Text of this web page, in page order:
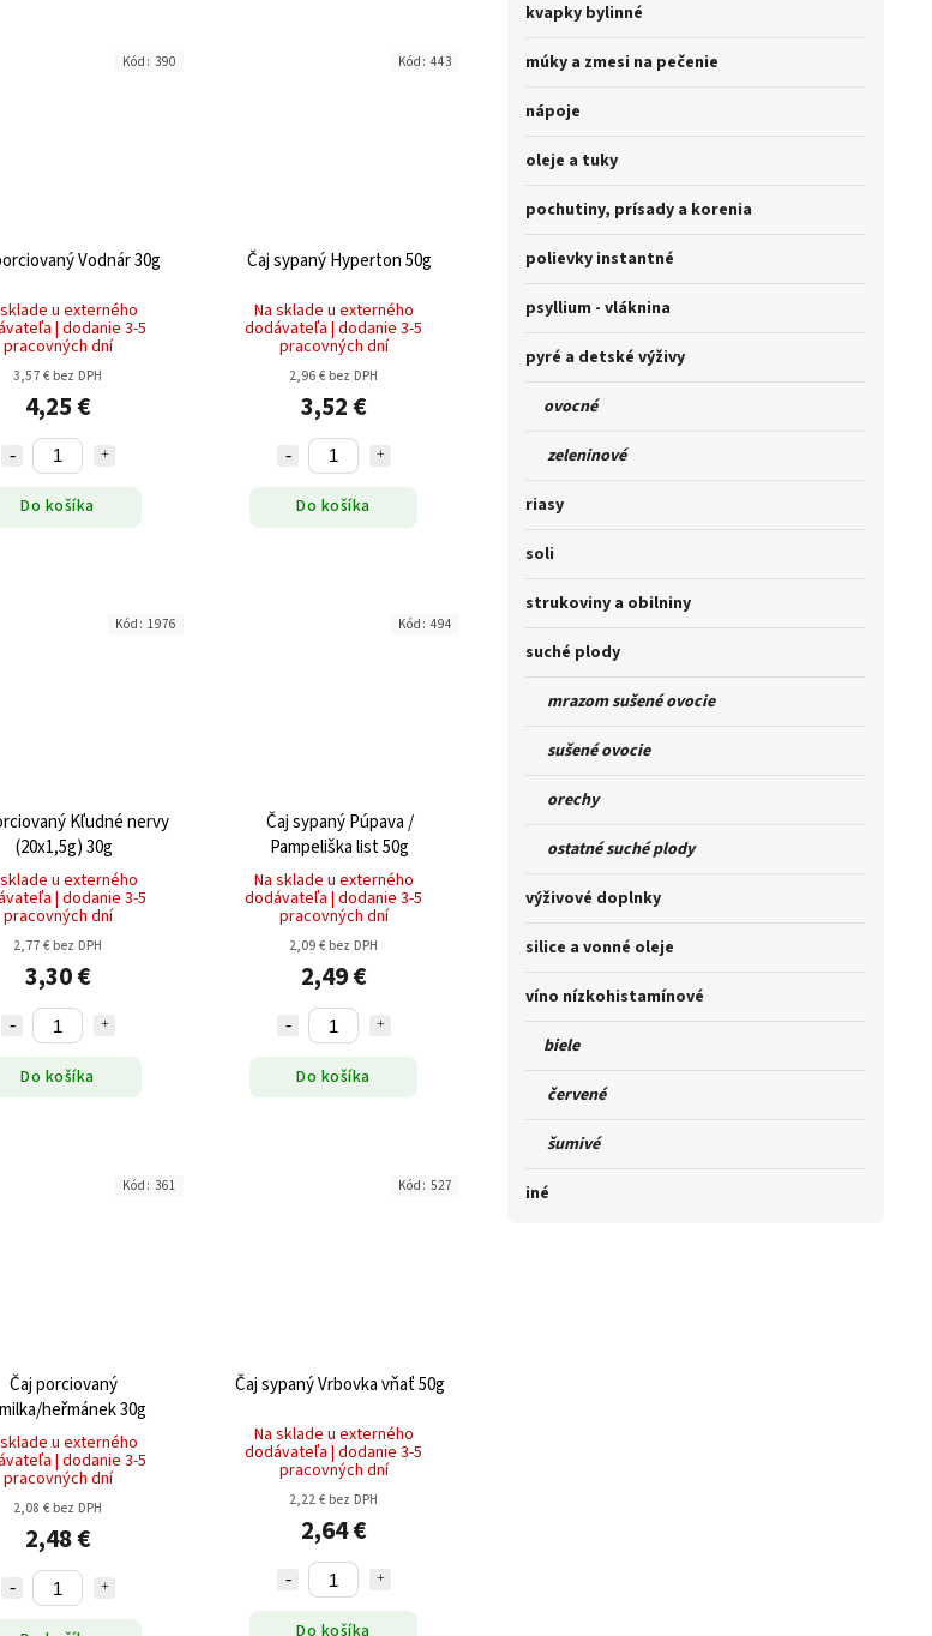
kvapky bylinné
múky a zmesi na pečenie
nápoje
oleje a tuky
pochutiny, prísady a korenia
polievky instantné
psyllium - vláknina
pyré a detské výživy
ovocné
zeleninové
riasy
soli
strukoviny a obilniny
suché plody
mrazom sušené ovocie
sušené ovocie
orechy
ostatné suché plody
výživové doplnky
silice a vonné oleje
víno nízkohistamínové
biele
červené
šumivé
iné
Vodnár 30g
u externého
| dodanie 3-5
pracovných dní
3,57 € bez DPH
4,25 €
Do košíka
Kód: 390
Čaj sypaný Hyperton 50g
Na sklade u externého
dodávateľa | dodanie 3-5
pracovných dní
2,96 € bez DPH
3,52 €
Do košíka
Kód: 443
Kľudné nervy
(20x1,5g) 30g
u externého
| dodanie 3-5
pracovných dní
2,77 € bez DPH
3,30 €
Do košíka
Kód: 1976
Čaj sypaný Púpava /
Pampeliška list 50g
Na sklade u externého
dodávateľa | dodanie 3-5
pracovných dní
2,09 € bez DPH
2,49 €
Do košíka
Kód: 494
Čaj porciovaný
heřmánek 30g
u externého
| dodanie 3-5
pracovných dní
2,08 € bez DPH
2,48 €
Kód: 361
Čaj sypaný Vrbovka vňať 50g
Na sklade u externého
dodávateľa | dodanie 3-5
pracovných dní
2,22 € bez DPH
2,64 €
Do košíka
Kód: 527